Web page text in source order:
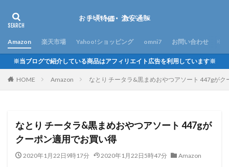
Amazon 楽天市場 Yahoo!ショッピング omni7 お問い合わせ
※当ブログで紹介している商品はアフィリエイト広告を利用しています※
HOME Amazon なとり チータラ&黒まめおやつアソート 447gがク
なとり チータラ&黒まめおやつアソート 447gが
クーポン適用でお買い得
2020年1月22日9時17分 2020年1月22日5時47分 Amazon